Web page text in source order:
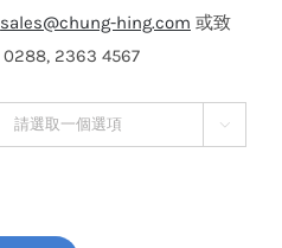
sales@chung-hing.com 或致
2363 4567
